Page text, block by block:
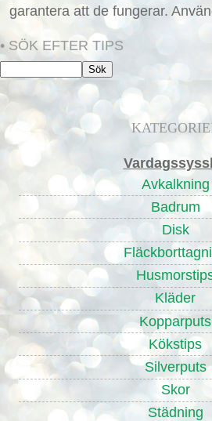
garantera att de fungerar.
• SÖK EFTER TIPS
Avkalkning
Badrum
Disk
Kläder
Kopparputs
Kökstips
Silverputs
Skor
Städning